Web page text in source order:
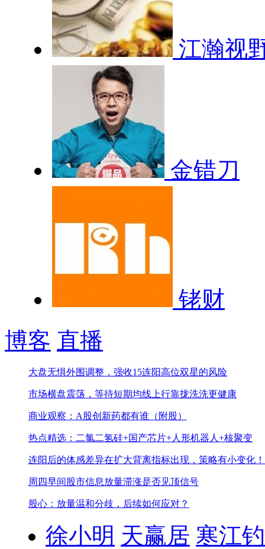
江瀚视
金错刀
铑财
博客 直播
大盘无惧外围调整，强收15连阳高位双星的风险
市场横盘震荡，等待短期均线上行靠拢洗洗更健康
商业观察：A股创新药都有谁（附股）
热点精选：二氯二氢硅+国产芯片+人形机器人+核聚变
连阳后的体感差异在扩大背离指标出现，策略有小变化！
周四早间股市信息放量滞涨是否见顶信号
股心：放量温和分歧，后续如何应对？
徐小明 天赢居 寒江